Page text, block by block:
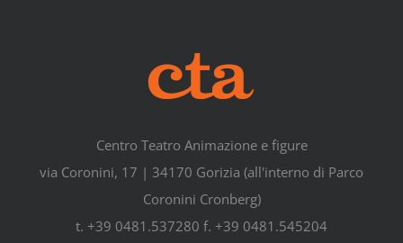
Centro Teatro Animazione e figure
via Coronini, 17 | 34170 Gorizia (all'interno di Parco
Coronini Cronberg)
t. +39 0481.537280 f. +39 0481.545204